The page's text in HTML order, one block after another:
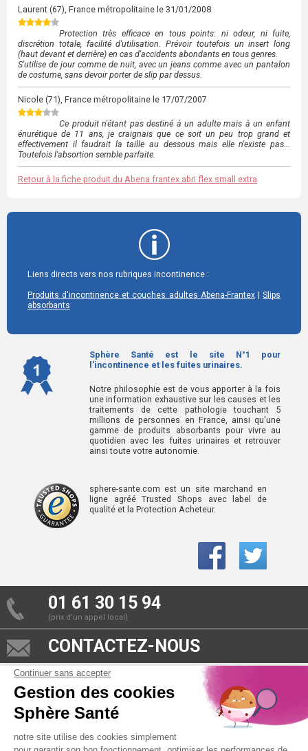
Laurent (67), France métropolitaine le 31/01/2008
Protection très efficace en tous points: ni odeur, ni fuite,
discrétion totale, facilité d'utilisation. Prévoir toutefois un insert long
(haut devant et derrière) en cas d'accidents abondants en tous genres.
S'utilise de jour comme de nuit, avec un jeans comme avec un pantalon
de costume, sans devoir porter de slip par dessus.
Nicole (71), France métropolitaine le 17/07/2007
Ce produit n'étant pas destiné à un adulte mais à un enfant
énurétique de 11 ans, je craignais que ce soit un peu trop grand et
effectivement il faudrait la taille au dessous mais elle n'existe pas...
Toutefois l'absortion semble parfaite.
Retour à la fiche produit du Abena frantex abri flex small extra
Liens directs vers nos rubriques incontinence :
Produits d'incontinence et couches adultes Abena-Frantex|Slips
absorbants
Sphère Santé est le site N°1 pour
l'incontinence et les fuites urinaires.
Notre philosophie est de vous apporter à la fois
une information exhaustive sur les causes et les
traitements de cette pathologie touchant 5
millions de personnes en France, ainsi qu'une
gamme de produits absorbants pour vivre au
quotidien avec les fuites urinaires et retrouver
ainsi toute votre autonomie.
sphere-sante.com est un site marchand en
ligne agréé Trusted Shops avec label de
qualité et la Protection Acheteur.
01 61 30 15 94
(prix d’un appel local)
CONTACTEZ-NOUS